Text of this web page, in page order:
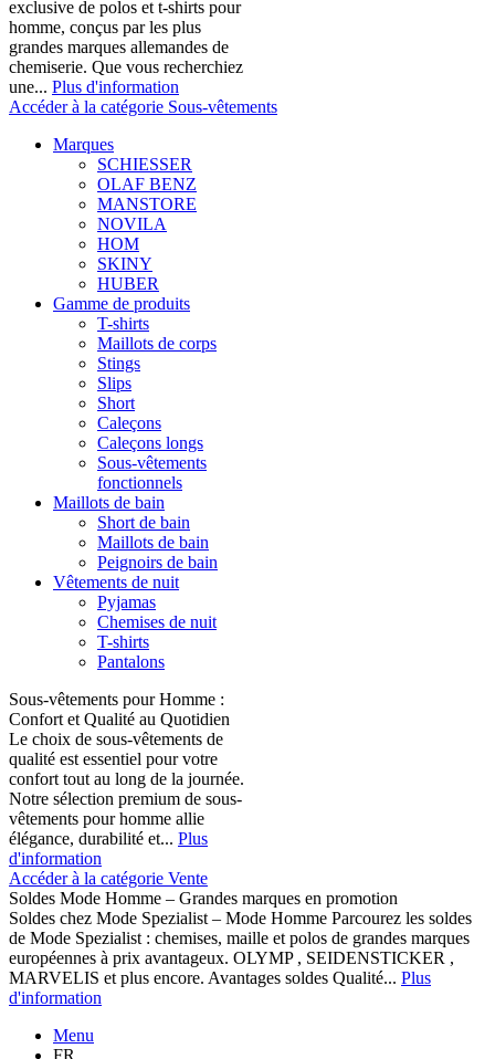
exclusive de polos et t-shirts pour
homme, conçus par les plus
grandes marques allemandes de
chemiserie. Que vous recherchiez
une... Plus d'information
Accéder à la catégorie Sous-vêtements
Marques
SCHIESSER
OLAF BENZ
MANSTORE
NOVILA
HOM
SKINY
HUBER
Gamme de produits
T-shirts
Maillots de corps
Stings
Slips
Short
Caleçons
Caleçons longs
Sous-vêtements
fonctionnels
Maillots de bain
Short de bain
Maillots de bain
Peignoirs de bain
Vêtements de nuit
Pyjamas
Chemises de nuit
T-shirts
Pantalons
Sous-vêtements pour Homme :
Confort et Qualité au Quotidien
Le choix de sous-vêtements de
qualité est essentiel pour votre
confort tout au long de la journée.
Notre sélection premium de sous-
vêtements pour homme allie
élégance, durabilité et... Plus
d'information
Accéder à la catégorie Vente
Soldes Mode Homme – Grandes marques en promotion
Soldes chez Mode Spezialist – Mode Homme Parcourez les soldes
de Mode Spezialist : chemises, maille et polos de grandes marques
européennes à prix avantageux. OLYMP , SEIDENSTICKER ,
MARVELIS et plus encore. Avantages soldes Qualité... Plus
d'information
Menu
FR